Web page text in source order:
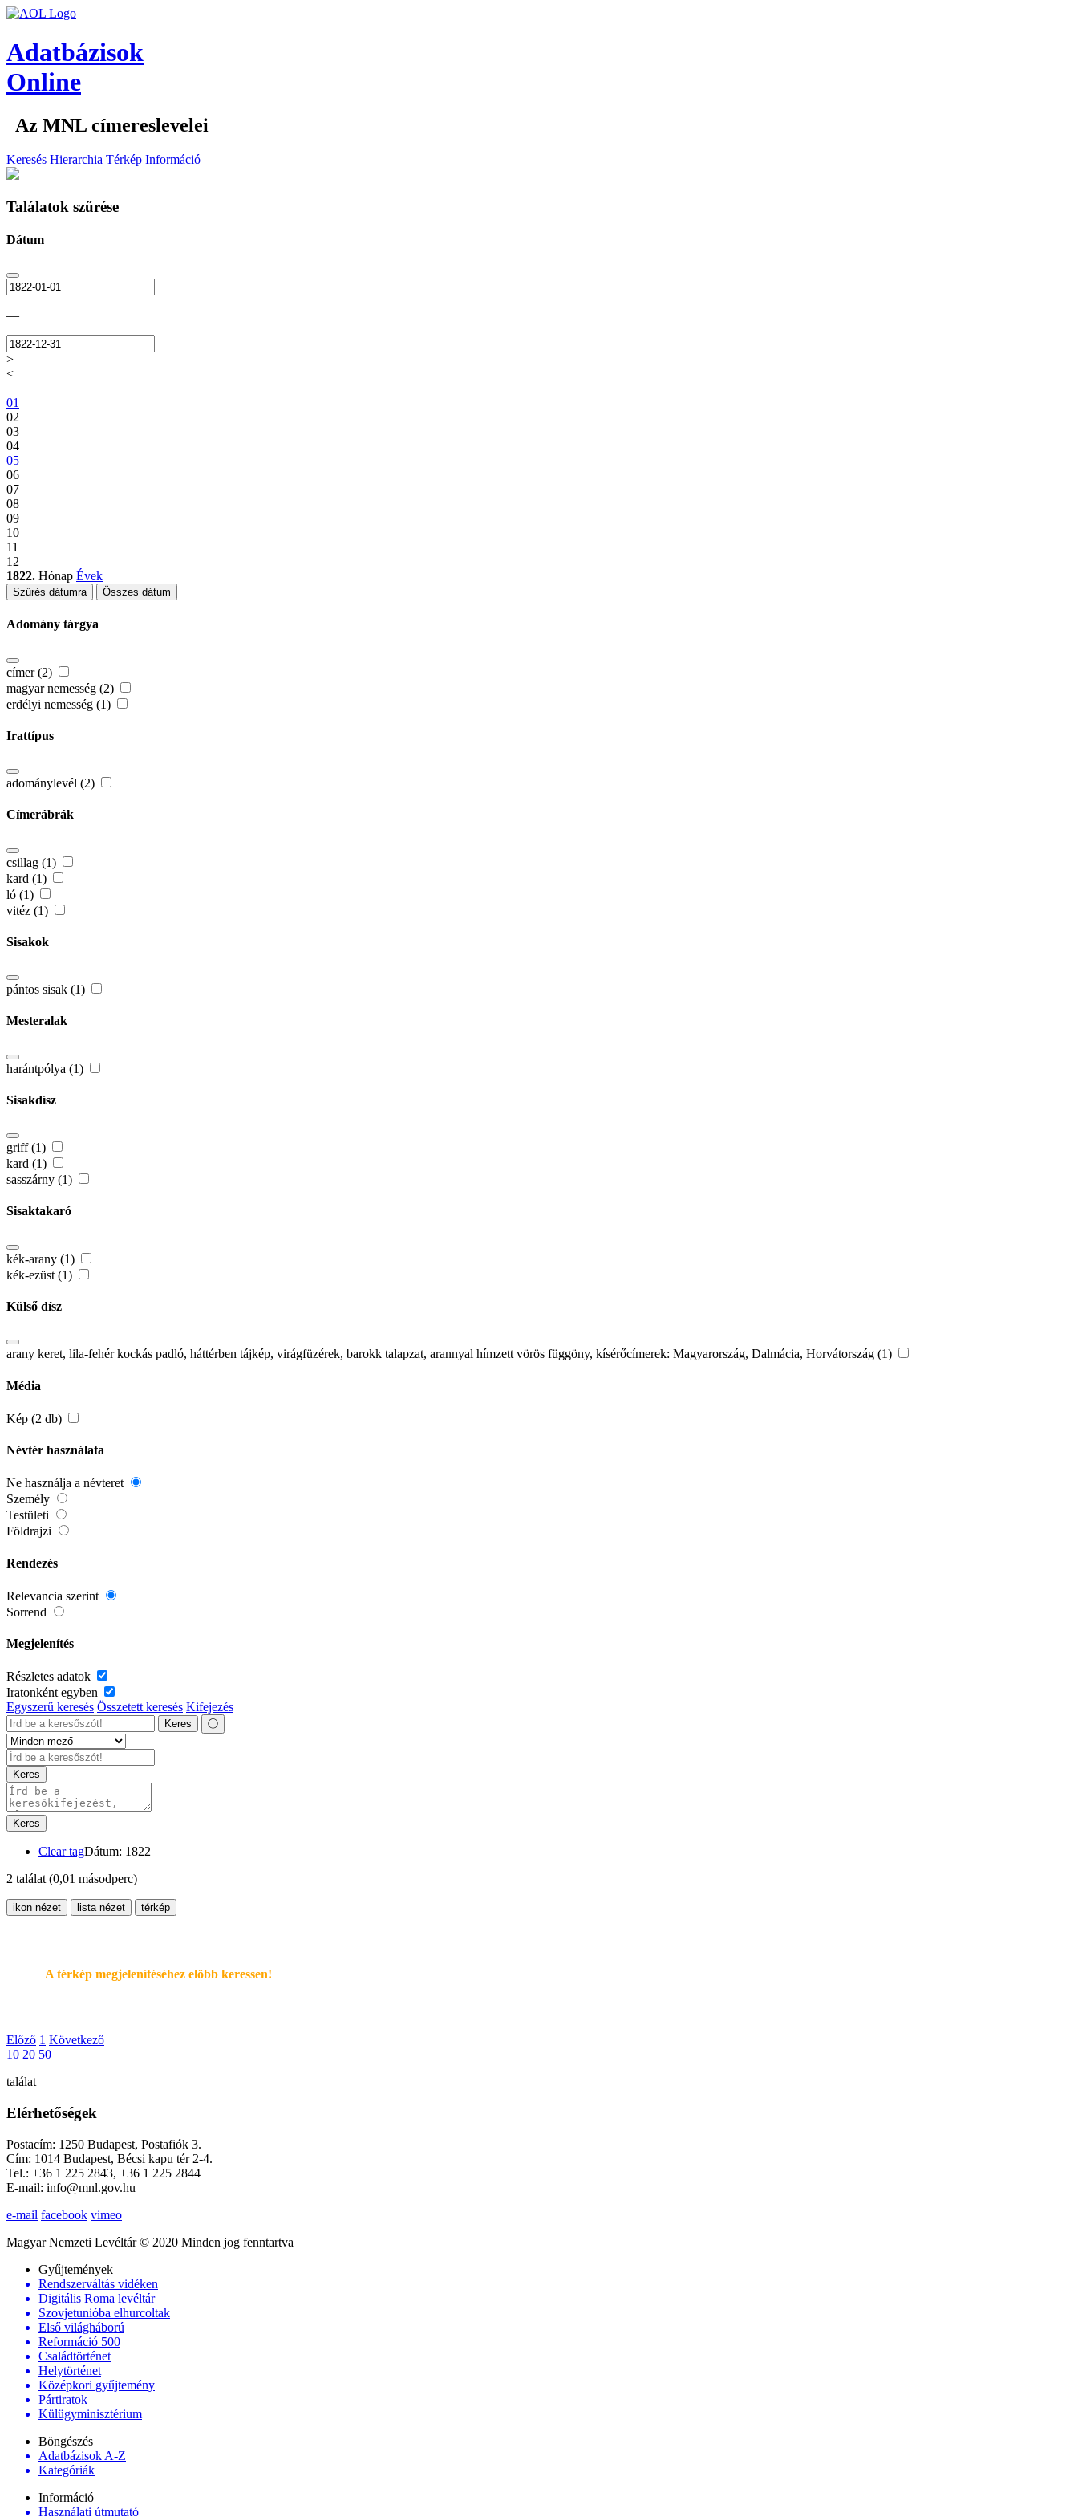
Adatbázisok
Online
Az MNL címereslevelei
Keresés Hierarchia Térkép Információ
Találatok szűrése
Dátum
—
>
<
01
02
03
04
05
06
07
08
09
10
11
12
1822. Hónap Évek
Szűrés dátumra Összes dátum
Adomány tárgya
címer (2)
magyar nemesség (2)
erdélyi nemesség (1)
Irattípus
adománylevél (2)
Címerábrák
csillag (1)
kard (1)
ló (1)
vitéz (1)
Sisakok
pántos sisak (1)
Mesteralak
harántpólya (1)
Sisakdísz
griff (1)
kard (1)
sasszárny (1)
Sisaktakaró
kék-arany (1)
kék-ezüst (1)
Külső dísz
arany keret, lila-fehér kockás padló, háttérben tájkép, virágfüzérek, barokk talapzat, arannyal hímzett vörös függöny, kísérőcímerek: Magyarország, Dalmácia, Horvátország (1)
Média
Kép (2 db)
Névtér használata
Ne használja a névteret
Személy
Testületi
Földrajzi
Rendezés
Relevancia szerint
Sorrend
Megjelenítés
Részletes adatok
Iratonként egyben
Egyszerű keresés Összetett keresés Kifejezés
Keres ⓘ
Keres
Keres
Clear tagDátum: 1822
2 találat(0,01 másodperc)
ikon nézet lista nézet térkép
A térkép megjelenítéséhez elöbb keressen!
Előző 1 Következő
10 20 50
találat
Elérhetőségek
Postacím: 1250 Budapest, Postafiók 3.
Cím: 1014 Budapest, Bécsi kapu tér 2-4.
Tel.: +36 1 225 2843, +36 1 225 2844
E-mail: info@mnl.gov.hu
e-mail facebook vimeo
Magyar Nemzeti Levéltár © 2020 Minden jog fenntartva
Gyűjtemények
Rendszerváltás vidéken
Digitális Roma levéltár
Szovjetunióba elhurcoltak
Első világháború
Reformáció 500
Családtörténet
Helytörténet
Középkori gyűjtemény
Pártiratok
Külügyminisztérium
Böngészés
Adatbázisok A-Z
Kategóriák
Információ
Használati útmutató